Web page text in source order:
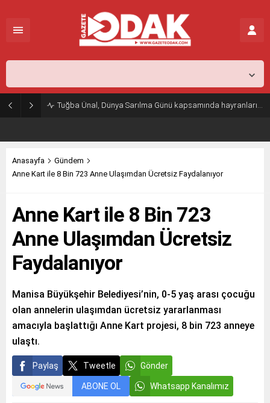
Tuğba Ünal, Dünya Sarılma Günü kapsamında hayranlarıyla buluştu
Anasayfa
Gündem
Anne Kart ile 8 Bin 723 Anne Ulaşımdan Ücretsiz Faydalanıyor
Anne Kart ile 8 Bin 723
Anne Ulaşımdan Ücretsiz
Faydalanıyor
Manisa Büyükşehir Belediyesi’nin, 0-5 yaş arası çocuğu
olan annelerin ulaşımdan ücretsiz yararlanması
amacıyla başlattığı Anne Kart projesi, 8 bin 723 anneye
ulaştı.
Paylaş Tweetle Gönder
ABONE OL Whatsapp Kanalımız